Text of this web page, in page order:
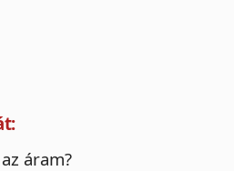
áram?